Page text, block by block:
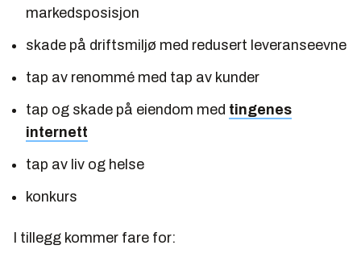
markedsposisjon
skade på driftsmiljø med redusert leveranseevne
tap av renommé med tap av kunder
tap og skade på eiendom med tingenes
internett
tap av liv og helse
konkurs
I tillegg kommer fare for: